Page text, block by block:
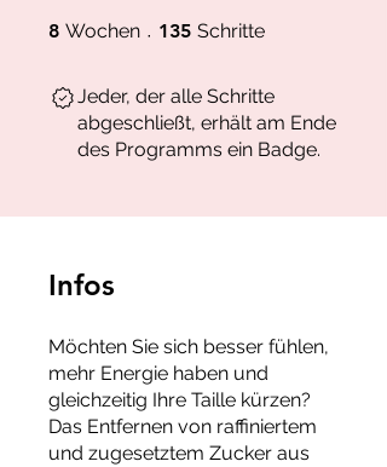
8 Wochen 8 Wochen
135 Schritte
Jeder, der alle Schritte
abgeschließt, erhält am Ende
des Programms ein Badge.
Infos
Möchten Sie sich besser fühlen,
mehr Energie haben und
gleichzeitig Ihre Taille kürzen?
Das Entfernen von raffiniertem
und zugesetztem Zucker aus